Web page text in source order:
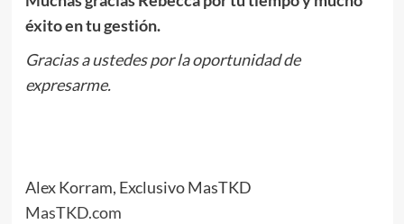
éxito en tu gestión.
Gracias a ustedes por la oportunidad de
expresarme.
Alex Korram, Exclusivo MasTKD
MasTKD.com